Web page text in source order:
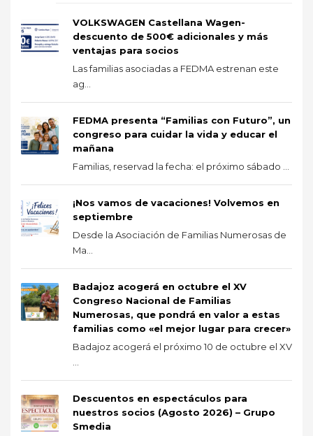
VOLKSWAGEN Castellana Wagen-
descuento de 500€ adicionales y más
ventajas para socios
Las familias asociadas a FEDMA estrenan este
ag...
FEDMA presenta “Familias con Futuro”, un
congreso para cuidar la vida y educar el
mañana
Familias, reservad la fecha: el próximo sábado ...
¡Nos vamos de vacaciones! Volvemos en
septiembre
Desde la Asociación de Familias Numerosas de
Ma...
Badajoz acogerá en octubre el XV
Congreso Nacional de Familias
Numerosas, que pondrá en valor a estas
familias como «el mejor lugar para crecer»
Badajoz acogerá el próximo 10 de octubre el XV
Descuentos en espectáculos para
nuestros socios (Agosto 2026) – Grupo
Smedia